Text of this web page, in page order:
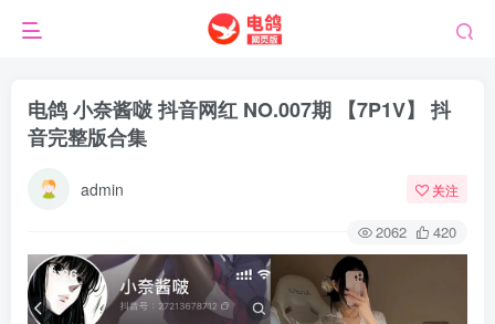
电鸽 小奈酱啵 抖音网红 NO.007期 【7P1V】 抖
音完整版合集
admin 关注
2062 420